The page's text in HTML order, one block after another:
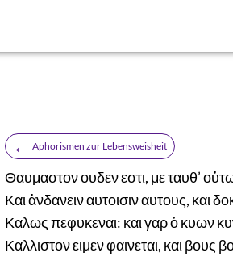
← Aphorismen zur Lebensweisheit
Θαυμαστον ουδεν εστι, με ταυθ’
Και ἁνδανειν αυτοισιν αυτους, και
Καλως πεφυκεναι: και γαρ ὁ κυων
Καλλιστον ειμεν φαινεται, και βους